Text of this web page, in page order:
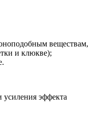
веществам,
и клюкве);
усиления эффекта